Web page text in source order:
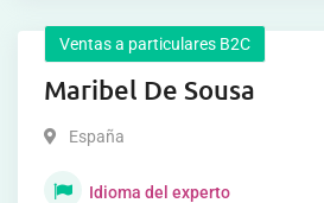
Ventas a particulares B2C
Maribel De Sousa
España
Idioma del experto